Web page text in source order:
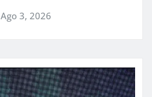
Ago 3, 2026